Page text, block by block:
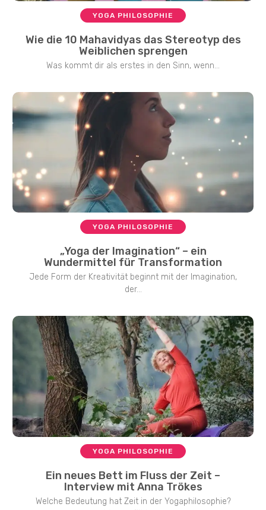
YOGA PHILOSOPHIE
Wie die 10 Mahavidyas das Stereotyp des
Weiblichen sprengen
Was kommt dir als erstes in den Sinn, wenn...
YOGA PHILOSOPHIE
„Yoga der Imagination“ – ein
Wundermittel für Transformation
Jede Form der Kreativität beginnt mit der Imagination,
der...
YOGA PHILOSOPHIE
Ein neues Bett im Fluss der Zeit –
Interview mit Anna Trökes
Welche Bedeutung hat Zeit in der Yogaphilosophie?